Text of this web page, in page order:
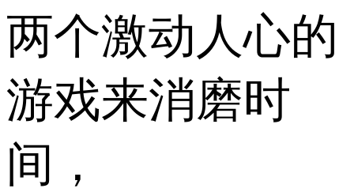
两个激动人心的
游戏来消磨时
间，